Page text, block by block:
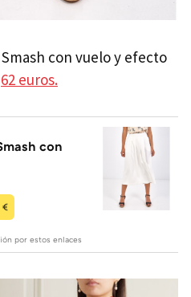
con vuelo y efecto
62 euros.
con
€
por estos enlaces